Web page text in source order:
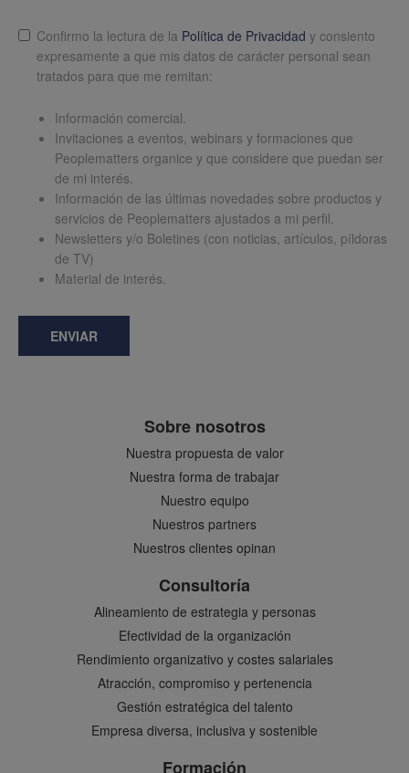
LopdConfirmo la lectura de la Política de Privacidad y consiento
expresamente a que mis datos de carácter personal sean
tratados para que me remitan:
Información comercial.
Invitaciones a eventos, webinars y formaciones que
Peoplematters organice y que considere que puedan ser
de mi interés.
Información de las últimas novedades sobre productos y
servicios de Peoplematters ajustados a mi perfil.
Newsletters y/o Boletines (con noticias, artículos, píldoras
de TV)
Material de interés.
ENVIAR
Sobre nosotros
Nuestra propuesta de valor
Nuestra forma de trabajar
Nuestro equipo
Nuestros partners
Nuestros clientes opinan
Consultoría
Alineamiento de estrategia y personas
Efectividad de la organización
Rendimiento organizativo y costes salariales
Atracción, compromiso y pertenencia
Gestión estratégica del talento
Empresa diversa, inclusiva y sostenible
Formación